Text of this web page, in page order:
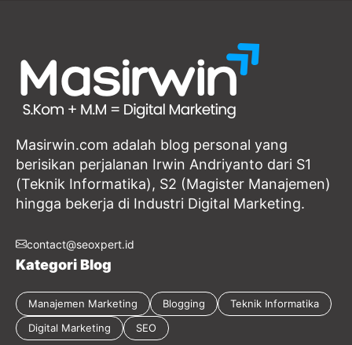
Masirwin.com adalah blog personal yang
berisikan perjalanan Irwin Andriyanto dari S1
(Teknik Informatika), S2 (Magister Manajemen)
hingga bekerja di Industri Digital Marketing.
contact@seoxpert.id
Kategori Blog
Manajemen Marketing Blogging
Teknik Informatika
Digital Marketing
SEO